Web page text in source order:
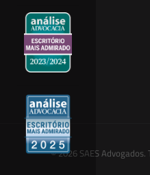
© 2026 SAES